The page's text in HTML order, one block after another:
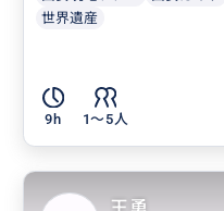
世界遺産
9h 1〜5人